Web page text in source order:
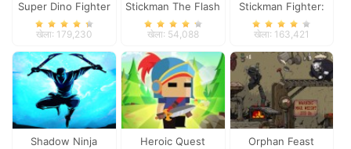
Super Dino Fighter
खेला: 179,230
Stickman The Flash
खेला: 54,088
Stickman Fighter:
Space War
खेला: 163,421
Shadow Ninja
Heroic Quest Orphan Feast